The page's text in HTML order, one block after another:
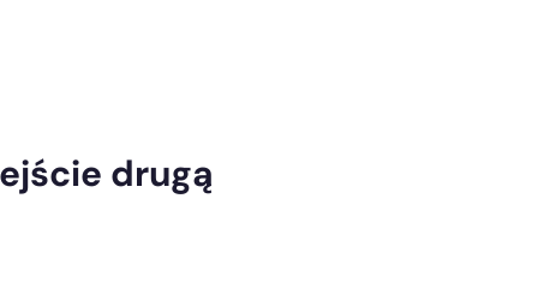
drugą